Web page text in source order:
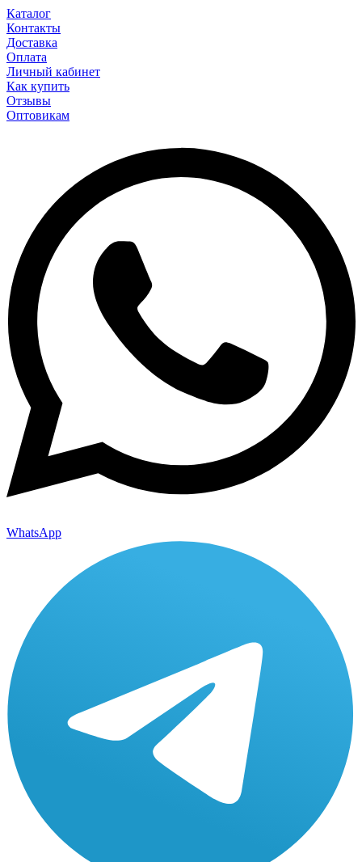
Каталог
Контакты
Доставка
Оплата
Личный кабинет
Как купить
Отзывы
Оптовикам
WhatsApp